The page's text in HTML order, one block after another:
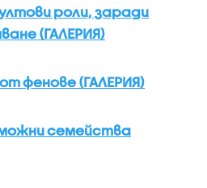
роли, заради
(ГАЛЕРИЯ)
фенове (ГАЛЕРИЯ)
семейства